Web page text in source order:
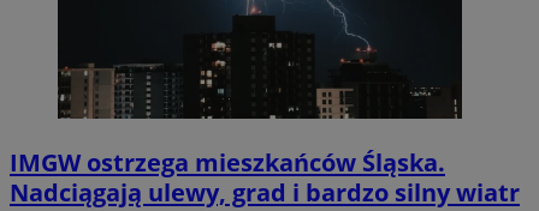
IMGW ostrzega mieszkańców Śląska.
Nadciągają ulewy, grad i bardzo silny wiatr